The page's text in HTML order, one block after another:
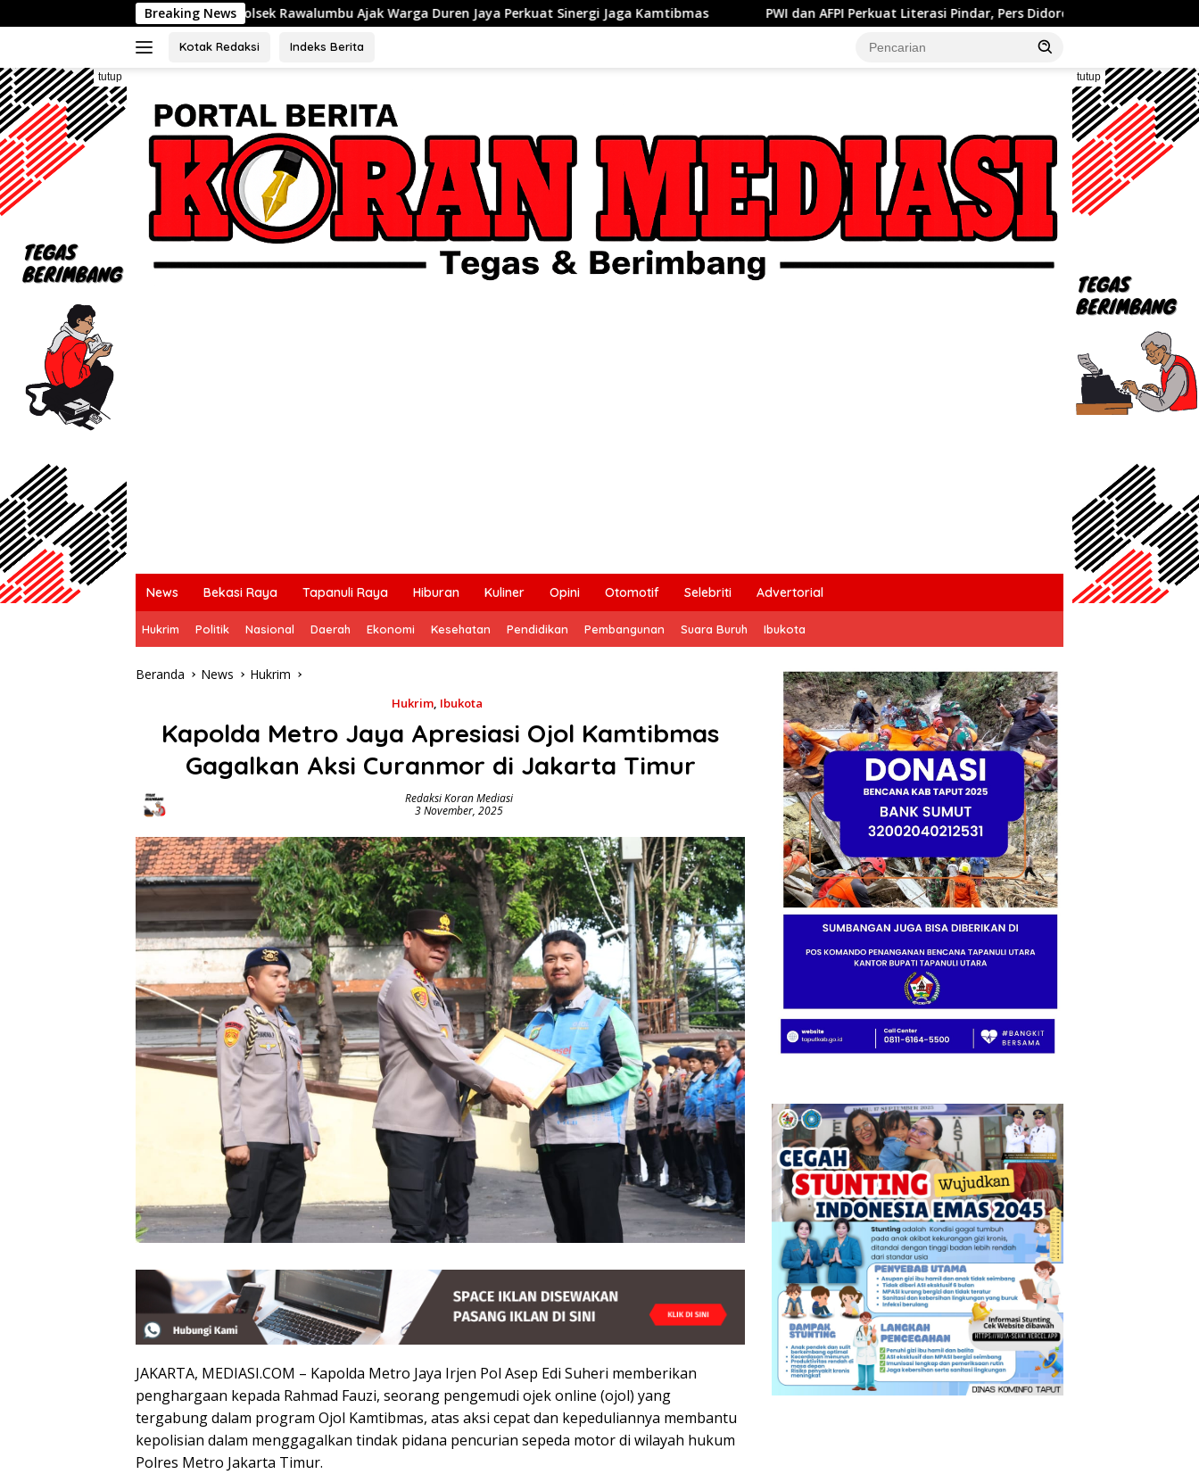
ke
Breaking News
Polsek Rawalumbu Ajak Warga Duren Jaya Perkuat Sinergi Jaga Kamtibmas PWI dan AFPI Perkuat Literasi Pindar, Pers Didorong Jadi Garda Terdepan Edukasi Publik
Kotak Redaksi Indeks Berita
tutup tutup
News Bekasi Raya Tapanuli Raya Hiburan Kuliner Opini Otomotif Selebriti Advertorial
Hukrim Politik Nasional Daerah Ekonomi Kesehatan Pendidikan Pembangunan Suara Buruh Ibukota
Beranda News Hukrim
Hukrim, Ibukota
Kapolda Metro Jaya Apresiasi Ojol Kamtibmas
Gagalkan Aksi Curanmor di Jakarta Timur
Redaksi Koran Mediasi
3 November, 2025
JAKARTA, MEDIASI.COM – Kapolda Metro Jaya Irjen Pol Asep Edi Suheri memberikan
penghargaan kepada Rahmad Fauzi, seorang pengemudi ojek online (ojol) yang
tergabung dalam program Ojol Kamtibmas, atas aksi cepat dan kepeduliannya membantu
kepolisian dalam menggagalkan tindak pidana pencurian sepeda motor di wilayah hukum
Polres Metro Jakarta Timur.